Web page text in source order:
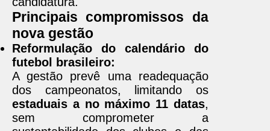
Principais compromissos da
nova gestão
Reformulação do calendário do
futebol brasileiro:
A gestão prevê uma readequação
dos campeonatos, limitando os
estaduais a no máximo 11 datas,
sem comprometer a